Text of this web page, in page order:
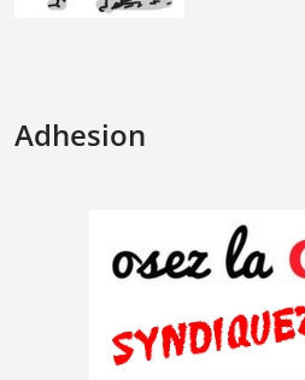
Adhesion